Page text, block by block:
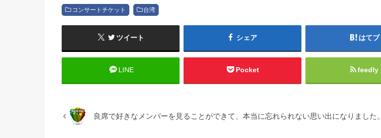
コンサートチケット 台湾
ツイート シェア はてブ
LINE Pocket feedly
良席で好きなメンバーを見ることができて、本当に忘れられない思い出になりました。